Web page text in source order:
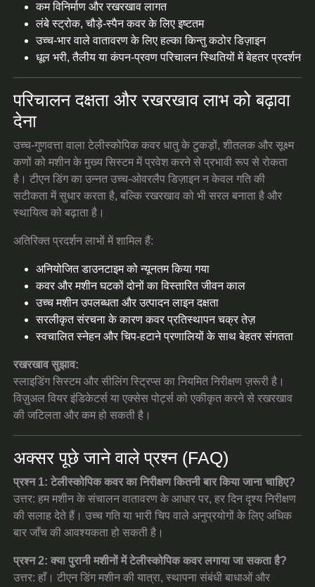
कम विनिर्माण और रखरखाव लागत
लंबे स्ट्रोक, चौड़े-स्पैन कवर के लिए इष्टतम
उच्च-भार वाले वातावरण के लिए हल्का किन्तु कठोर डिज़ाइन
धूल भरी, तैलीय या कंपन-प्रवण परिचालन स्थितियों में बेहतर प्रदर्शन
परिचालन दक्षता और रखरखाव लाभ को बढ़ावा
देना
उच्च-गुणवत्ता वाला टेलीस्कोपिक कवर धातु के टुकड़ों, शीतलक और सूक्ष्म
कणों को मशीन के मुख्य सिस्टम में प्रवेश करने से प्रभावी रूप से रोकता
है। टीएन डिंग का उन्नत उच्च-ओवरलैप डिज़ाइन न केवल गति की
सटीकता में सुधार करता है, बल्कि रखरखाव को भी सरल बनाता है और
स्थायित्व को बढ़ाता है।
अतिरिक्त प्रदर्शन लाभों में शामिल हैं:
अनियोजित डाउनटाइम को न्यूनतम किया गया
कवर और मशीन घटकों दोनों का विस्तारित जीवन काल
उच्च मशीन उपलब्धता और उत्पादन लाइन दक्षता
सरलीकृत संरचना के कारण कवर प्रतिस्थापन चक्र तेज़
स्वचालित स्नेहन और चिप-हटाने प्रणालियों के साथ बेहतर संगतता
रखरखाव सुझाव:
स्लाइडिंग सिस्टम और सीलिंग स्ट्रिप्स का नियमित निरीक्षण ज़रूरी है।
विज़ुअल वियर इंडिकेटर्स या एक्सेस पोर्ट्स को एकीकृत करने से रखरखाव
की जटिलता और कम हो सकती है।
अक्सर पूछे जाने वाले प्रश्न (FAQ)
प्रश्न 1: टेलीस्कोपिक कवर का निरीक्षण कितनी बार किया जाना चाहिए?
उत्तर: हम मशीन के संचालन वातावरण के आधार पर, हर दिन दृश्य निरीक्षण
की सलाह देते हैं। उच्च गति या भारी चिप वाले अनुप्रयोगों के लिए अधिक
बार जाँच की आवश्यकता हो सकती है।
प्रश्न 2: क्या पुरानी मशीनों में टेलीस्कोपिक कवर लगाया जा सकता है?
उत्तर: हाँ। टीएन डिंग मशीन की यात्रा, स्थापना संबंधी बाधाओं और